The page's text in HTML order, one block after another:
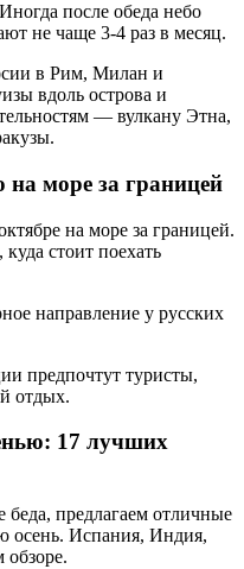
после обеда небо
не чаще 3-4 раз в месяц.
в Рим, Милан и
вдоль острова и
— вулкану Этна,
на море за границей
на море за границей.
стоит поехать
направление у русских
предпочтут туристы,
отдых.
17 лучших
беда, предлагаем отличные
осень. Испания, Индия,